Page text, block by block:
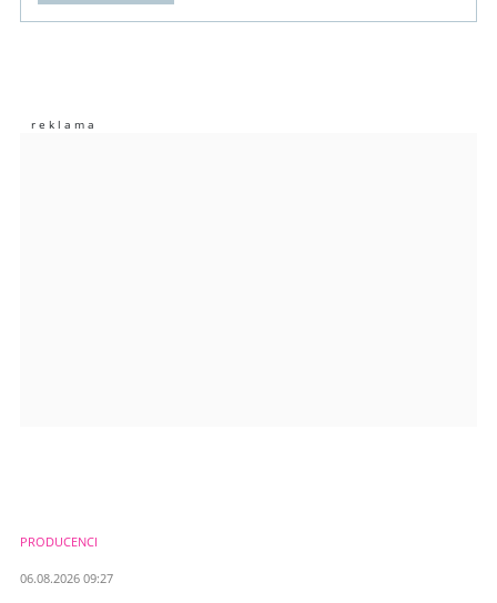
Imię (Wymagane)
PRODUCENCI
06.08.2026 09:27